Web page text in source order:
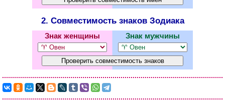
2. Совместимость знаков Зодиака
Знак женщины Знак мужчины